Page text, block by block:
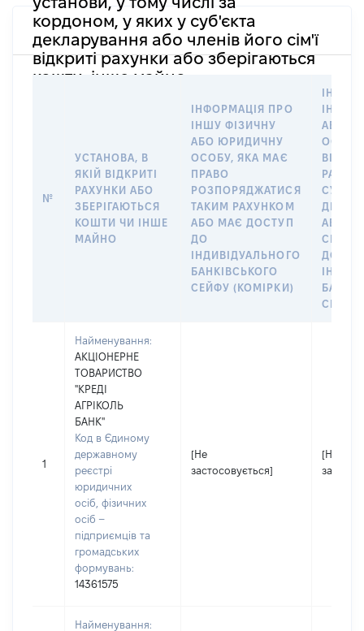
кордоном, у яких у суб'єкта
декларування або членів його сім'ї
відкриті рахунки або зберігаються
кошти, інше майно
№
УСТАНОВА, В
ЯКІЙ ВІДКРИТІ
РАХУНКИ АБО
ЗБЕРІГАЮТЬСЯ
КОШТИ ЧИ ІНШЕ
МАЙНО
ІНФОРМАЦІЯ ПРО
ІНШУ ФІЗИЧНУ
АБО ЮРИДИЧНУ
ОСОБУ, ЯКА МАЄ
ПРАВО
РОЗПОРЯДЖАТИСЯ
ТАКИМ РАХУНКОМ
АБО МАЄ ДОСТУП
ДО
ІНДИВІДУАЛЬНОГО
БАНКІВСЬКОГО
СЕЙФУ (КОМІРКИ)
ІНШУ
АБО
АБО
СІМ’Ї
СЕЙФУ
1
Найменування:
АКЦІОНЕРНЕ
ТОВАРИСТВО
"КРЕДІ
АГРІКОЛЬ
БАНК"
Код в Єдиному
державному
реєстрі
юридичних
осіб, фізичних
осіб –
підприємців та
громадських
формувань:
14361575
[Не
застосовується]
[Не
Найменування: